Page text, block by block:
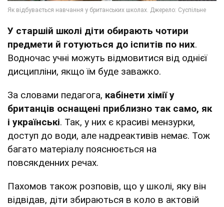
У старшій школі діти обирають чотири
предмети й готуються до іспитів по них.
Водночас учні можуть відмовитися від однієї
дисципліни, якщо їм буде заважко.
За словами педагога, кабінети хімії у
британців оснащені приблизно так само, як
і українські. Так, у них є красиві мензурки,
доступ до води, але надреактивів немає. Тож
багато матеріалу пояснюється на
повсякденних речах.
Пахомов також розповів, що у школі, яку він
відвідав, діти збираються в коло в актовій